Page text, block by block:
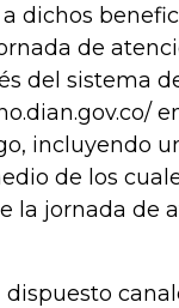
dichos
de
del sistema
incluyendo
de los
la jornada de